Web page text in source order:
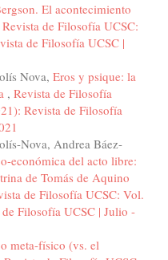
El acontecimiento
Revista de Filosofía UCSC:
de Filosofía UCSC |
Nova, Eros y psique: la
, Revista de Filosofía
Revista de Filosofía
Nova, Andrea Báez-
económica del acto libre:
de Tomás de Aquino
de Filosofía UCSC: Vol.
Filosofía UCSC | Julio -
meta-físico (vs. el